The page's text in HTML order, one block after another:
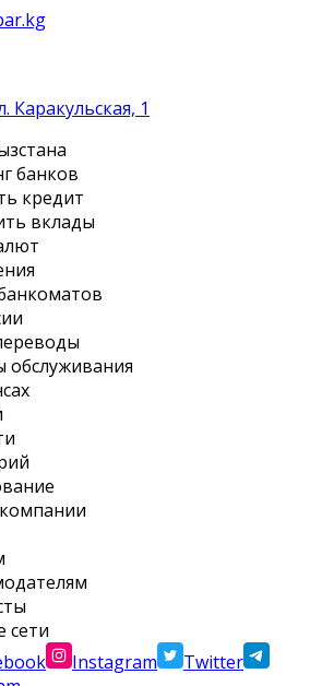
Каракульская, 1
банков
кредит
вклады
обслуживания
сети
Instagram
Twitter